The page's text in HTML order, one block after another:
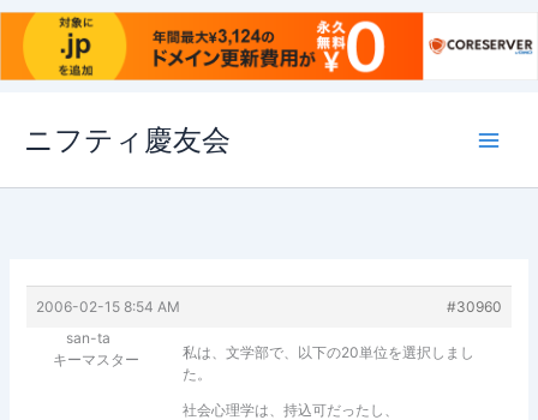
ス
ニフティ慶友会
2006-02-15 8:54 AM
#30960
san-ta
キーマスター
私は、文学部で、以下の20単位を選択しまし
た。
社会心理学は、持込可だったし、